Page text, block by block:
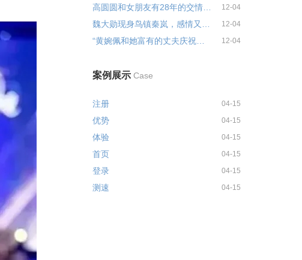
高圆圆和女朋友有28年的交情，和... 12-04
12-04
“黄婉佩和她富有的丈夫庆祝他们... 12-04
案例展示 Case
注册 04-15
优势 04-15
体验 04-15
首页 04-15
登录 04-15
测速 04-15